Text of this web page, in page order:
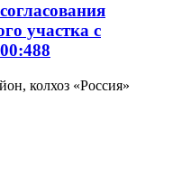
участка с
колхоз «Россия»